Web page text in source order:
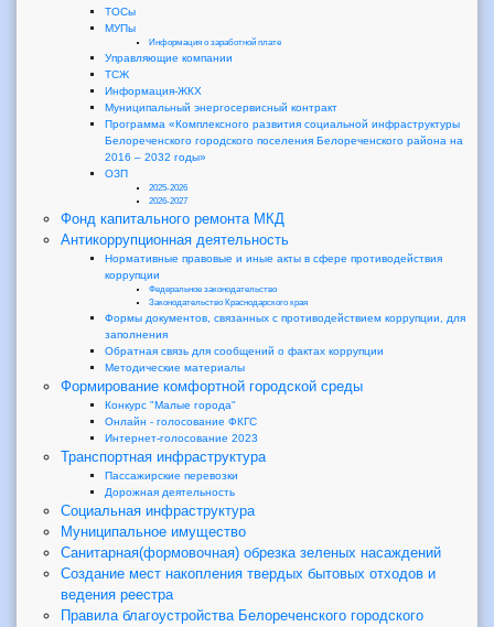
ТОСы
МУПы
Информация о заработной плате
Управляющие компании
ТСЖ
Информация-ЖКХ
Муниципальный энергосервисный контракт
Программа «Комплексного развития социальной инфраструктуры
Белореченского городского поселения Белореченского района на
2016 – 2032 годы»
ОЗП
2025-2026
2026-2027
Фонд капитального ремонта МКД
Антикоррупционная деятельность
Нормативные правовые и иные акты в сфере противодействия
коррупции
Федеральное законодательство
Законодательство Краснодарского края
Формы документов, связанных с противодействием коррупции, для
заполнения
Обратная связь для сообщений о фактах коррупции
Методические материалы
Формирование комфортной городской среды
Конкурс "Малые города"
Онлайн - голосование ФКГС
Интернет-голосование 2023
Транспортная инфраструктура
Пассажирские перевозки
Дорожная деятельность
Социальная инфраструктура
Муниципальное имущество
Санитарная(формовочная) обрезка зеленых насаждений
Создание мест накопления твердых бытовых отходов и
ведения реестра
Правила благоустройства Белореченского городского